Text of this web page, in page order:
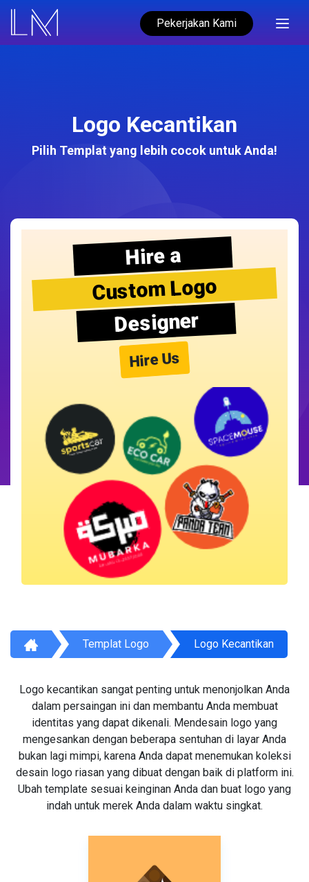
Pekerjakan Kami
Logo Kecantikan
Pilih Templat yang lebih cocok untuk Anda!
Hire a
Custom Logo
Designer
Hire Us
Templat Logo Logo Kecantikan
Logo kecantikan sangat penting untuk menonjolkan Anda
dalam persaingan ini dan membantu Anda membuat
identitas yang dapat dikenali. Mendesain logo yang
mengesankan dengan beberapa sentuhan di layar Anda
bukan lagi mimpi, karena Anda dapat menemukan koleksi
desain logo riasan yang dibuat dengan baik di platform ini.
Ubah template sesuai keinginan Anda dan buat logo yang
indah untuk merek Anda dalam waktu singkat.